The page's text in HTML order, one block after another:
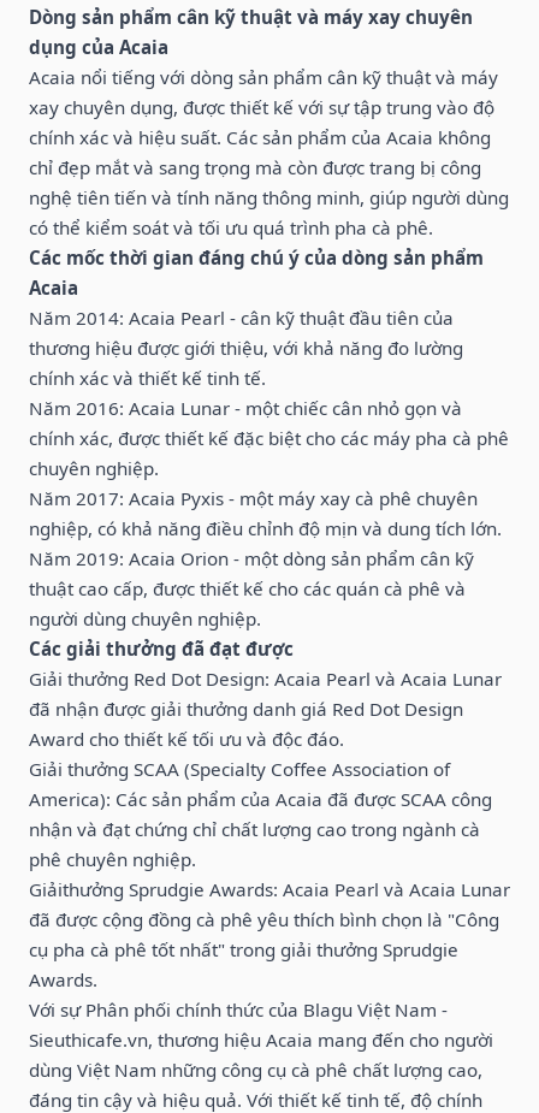
Dòng sản phẩm cân kỹ thuật và máy xay chuyên
dụng của Acaia
Acaia nổi tiếng với dòng sản phẩm cân kỹ thuật và máy
xay chuyên dụng, được thiết kế với sự tập trung vào độ
chính xác và hiệu suất. Các sản phẩm của Acaia không
chỉ đẹp mắt và sang trọng mà còn được trang bị công
nghệ tiên tiến và tính năng thông minh, giúp người dùng
có thể kiểm soát và tối ưu quá trình pha cà phê.
Các mốc thời gian đáng chú ý của dòng sản phẩm
Acaia
Năm 2014: Acaia Pearl - cân kỹ thuật đầu tiên của
thương hiệu được giới thiệu, với khả năng đo lường
chính xác và thiết kế tinh tế.
Năm 2016: Acaia Lunar - một chiếc cân nhỏ gọn và
chính xác, được thiết kế đặc biệt cho các máy pha cà phê
chuyên nghiệp.
Năm 2017: Acaia Pyxis - một máy xay cà phê chuyên
nghiệp, có khả năng điều chỉnh độ mịn và dung tích lớn.
Năm 2019: Acaia Orion - một dòng sản phẩm cân kỹ
thuật cao cấp, được thiết kế cho các quán cà phê và
người dùng chuyên nghiệp.
Các giải thưởng đã đạt được
Giải thưởng Red Dot Design: Acaia Pearl và Acaia Lunar
đã nhận được giải thưởng danh giá Red Dot Design
Award cho thiết kế tối ưu và độc đáo.
Giải thưởng SCAA (Specialty Coffee Association of
America): Các sản phẩm của Acaia đã được SCAA công
nhận và đạt chứng chỉ chất lượng cao trong ngành cà
phê chuyên nghiệp.
Giảithưởng Sprudgie Awards: Acaia Pearl và Acaia Lunar
đã được cộng đồng cà phê yêu thích bình chọn là "Công
cụ pha cà phê tốt nhất" trong giải thưởng Sprudgie
Awards.
Với sự Phân phối chính thức của Blagu Việt Nam -
Sieuthicafe.vn, thương hiệu Acaia mang đến cho người
dùng Việt Nam những công cụ cà phê chất lượng cao,
đáng tin cậy và hiệu quả. Với thiết kế tinh tế, độ chính